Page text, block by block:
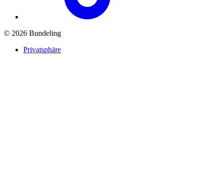
© 2026 Bundeling
Privatsphäre